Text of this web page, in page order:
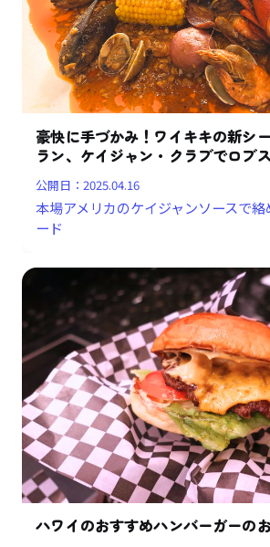
豪快に手づかみ！ワイキキの新シ
ラン、ケイジャン・クラブでロブ
公開日：2025.04.16
本場アメリカのケイジャンソースで絡
ード
ハワイのおすすめハンバーガーの